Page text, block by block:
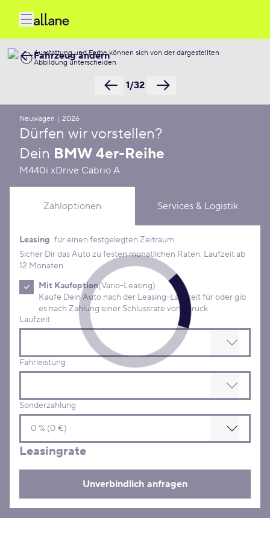
Ausstattung und Farbe können sich von der dargestellten
Abbildung unterscheiden
1/32
Fahrzeug ändern
Neuwagen | 2026
Dürfen wir vorstellen?
Dein BMW 4er-Reihe
M440i xDrive Cabrio A
Zahloptionen Services & Logistik
Leasing Konditionen
Leasing für einen festgelegten Zeitraum
Sicher Dir das Auto zu festen monatlichen Raten. Laufzeit ab
12 Monaten.
Mit Kaufoption(Vario-Leasing)
Kaufe Dein Auto nach der Leasing-Laufzeit für oder gib
es nach Zahlung einer Schlussrate von zurück.
Laufzeit
Fahrleistung
Sonderzahlung
Leasingrate
Unverbindlich anfragen